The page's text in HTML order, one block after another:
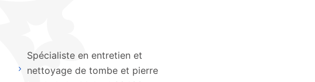
Spécialiste en entretien et
nettoyage de tombe et pierre